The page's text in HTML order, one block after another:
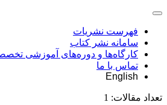
فهرست نشریات
سامانه نشر کتاب
کارگاه‌ها و دوره‌های آموزشی
تماس با ما
English
تعداد مقالات: 1